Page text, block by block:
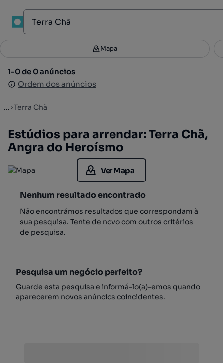
Filtros 3
1-0 de 0 anúncios
Ordem dos anúncios
Mapa
1-0 de 0 anúncios
Ordem dos anúncios
... Terra Chã
Estúdios para arrendar: Terra Chã,
Angra do Heroísmo
Ver Mapa
Nenhum resultado encontrado
Não encontrámos resultados que correspondam à
sua pesquisa. Tente de novo com outros critérios
de pesquisa.
Pesquisa um negócio perfeito?
Guarde esta pesquisa e informá-lo(a)-emos quando
aparecerem novos anúncios coincidentes.